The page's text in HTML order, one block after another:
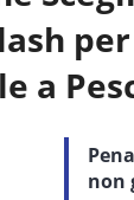
a
non